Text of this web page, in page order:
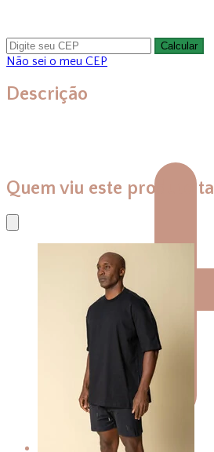
Calcular
Não sei o meu CEP
Descrição
Quem viu este produto